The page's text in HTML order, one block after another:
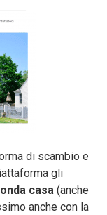
di scambio e
gli
casa (anche
anche con la